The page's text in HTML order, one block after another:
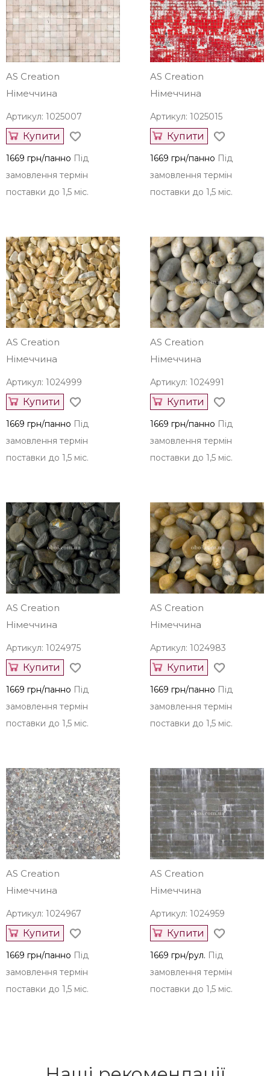
Інші шпалери AS Creation з
інших колекцій
Артикул: 1025007
Купити
1669 грн/панно Під
замовлення термін
поставки до 1,5 міс.
Артикул: 1025015
Купити
1669 грн/панно Під
замовлення термін
поставки до 1,5 міс.
Артикул: 1024999
Купити
1669 грн/панно Під
замовлення термін
поставки до 1,5 міс.
Артикул: 1024991
Купити
1669 грн/панно Під
замовлення термін
поставки до 1,5 міс.
Артикул: 1024975
Купити
1669 грн/панно Під
замовлення термін
поставки до 1,5 міс.
Артикул: 1024983
Купити
1669 грн/панно Під
замовлення термін
поставки до 1,5 міс.
Купити Купити